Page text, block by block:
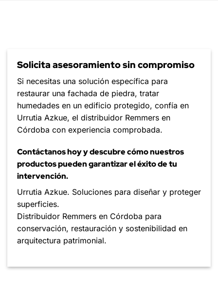
Solicita asesoramiento sin compromiso
Si necesitas una solución específica para
restaurar una fachada de piedra, tratar
humedades en un edificio protegido, confía en
Urrutia Azkue, el distribuidor Remmers en
Córdoba con experiencia comprobada.
Contáctanos hoy y descubre cómo nuestros
productos pueden garantizar el éxito de tu
intervención.
Urrutia Azkue. Soluciones para diseñar y proteger
superficies.
Distribuidor Remmers en Córdoba para
conservación, restauración y sostenibilidad en
arquitectura patrimonial.